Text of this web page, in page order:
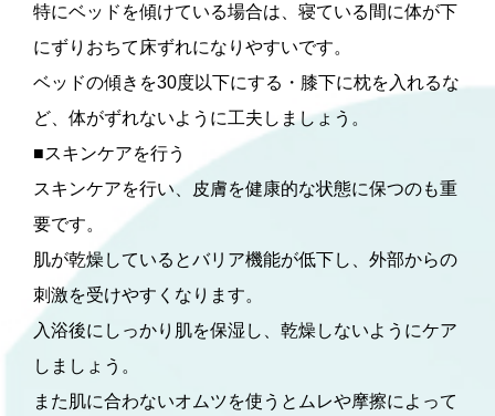
特にベッドを傾けている場合は、寝ている間に体が下
にずりおちて床ずれになりやすいです。
ベッドの傾きを30度以下にする・膝下に枕を入れるな
ど、体がずれないように工夫しましょう。
■スキンケアを行う
スキンケアを行い、皮膚を健康的な状態に保つのも重
要です。
肌が乾燥しているとバリア機能が低下し、外部からの
刺激を受けやすくなります。
入浴後にしっかり肌を保湿し、乾燥しないようにケア
しましょう。
また肌に合わないオムツを使うとムレや摩擦によって